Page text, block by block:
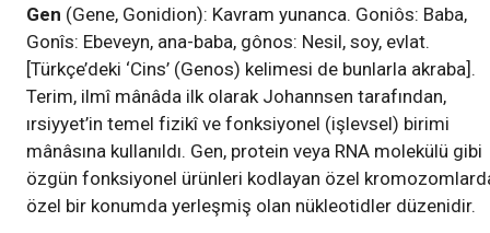
Gen (Gene, Gonidion): Kavram yunanca. Goniôs: Baba,
Gonîs: Ebeveyn, ana-baba, gônos: Nesil, soy, evlat.
[Türkçe’deki ‘Cins’ (Genos) kelimesi de bunlarla akraba].
Terim, ilmî mânâda ilk olarak Johannsen tarafından,
ırsiyyet’in temel fizikî ve fonksiyonel (işlevsel) birimi
mânâsına kullanıldı. Gen, protein veya RNA molekülü gibi
özgün fonksiyonel ürünleri kodlayan özel
özel bir konumda yerleşmiş olan nükleotidler düzenidir.